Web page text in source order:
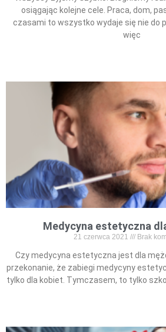
osiągając kolejne cele. Praca, dom,
czasami to wszystko wydaje się nie do
więc
Medycyna estetyczna
21 czerwca 2021 Brak
Czy medycyna estetyczna jest dla
przekonanie, że zabiegi medycyny
tylko dla kobiet. Tymczasem, to tylko